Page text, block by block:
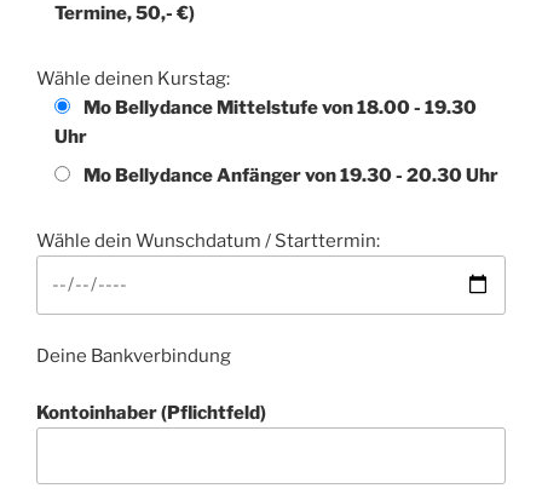
Termine, 50,- €)
Wähle deinen Kurstag:
Mo Bellydance Mittelstufe von 18.00 - 19.30
Uhr
Mo Bellydance Anfänger von 19.30 - 20.30 Uhr
Wähle dein Wunschdatum / Starttermin:
Deine Bankverbindung
Kontoinhaber (Pflichtfeld)